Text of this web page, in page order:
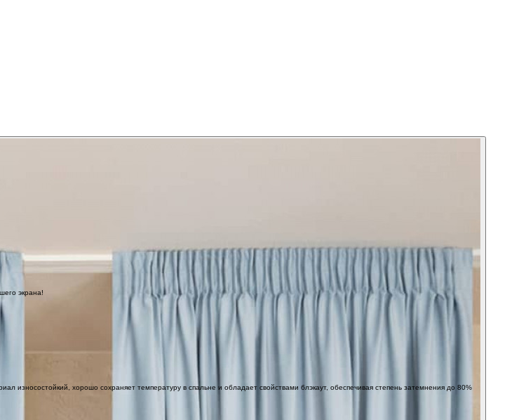
экрана!
хорошо сохраняет температуру в спальне и обладает свойствами блэкаут, обеспечивая степень затемнения до 80%